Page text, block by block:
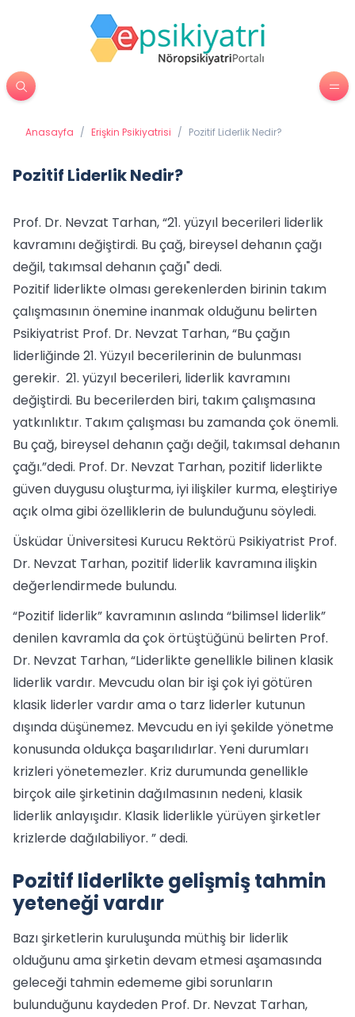
Anasayfa / Erişkin Psikiyatrisi / Pozitif Liderlik Nedir?
Pozitif Liderlik Nedir?
Prof. Dr. Nevzat Tarhan, “21. yüzyıl becerileri liderlik
kavramını değiştirdi. Bu çağ, bireysel dehanın çağı
değil, takımsal dehanın çağı" dedi.
Pozitif liderlikte olması gerekenlerden birinin takım
çalışmasının önemine inanmak olduğunu belirten
Psikiyatrist Prof. Dr. Nevzat Tarhan, “Bu çağın
liderliğinde 21. Yüzyıl becerilerinin de bulunması
gerekir. 21. yüzyıl becerileri, liderlik kavramını
değiştirdi. Bu becerilerden biri, takım çalışmasına
yatkınlıktır. Takım çalışması bu zamanda çok önemli.
Bu çağ, bireysel dehanın çağı değil, takımsal dehanın
çağı.”dedi. Prof. Dr. Nevzat Tarhan, pozitif liderlikte
güven duygusu oluşturma, iyi ilişkiler kurma, eleştiriye
açık olma gibi özelliklerin de bulunduğunu söyledi.
Üsküdar Üniversitesi Kurucu Rektörü Psikiyatrist Prof.
Dr. Nevzat Tarhan, pozitif liderlik kavramına ilişkin
değerlendirmede bulundu.
“Pozitif liderlik” kavramının aslında “bilimsel liderlik”
denilen kavramla da çok örtüştüğünü belirten Prof.
Dr. Nevzat Tarhan, “Liderlikte genellikle bilinen klasik
liderlik vardır. Mevcudu olan bir işi çok iyi götüren
klasik liderler vardır ama o tarz liderler kutunun
dışında düşünemez. Mevcudu en iyi şekilde yönetme
konusunda oldukça başarılıdırlar. Yeni durumları
krizleri yönetemezler. Kriz durumunda genellikle
birçok aile şirketinin dağılmasının nedeni, klasik
liderlik anlayışıdır. Klasik liderlikle yürüyen şirketler
krizlerde dağılabiliyor. ” dedi.
Pozitif liderlikte gelişmiş tahmin
yeteneği vardır
Bazı şirketlerin kuruluşunda müthiş bir liderlik
olduğunu ama şirketin devam etmesi aşamasında
geleceği tahmin edememe gibi sorunların
bulunduğunu kaydeden Prof. Dr. Nevzat Tarhan,